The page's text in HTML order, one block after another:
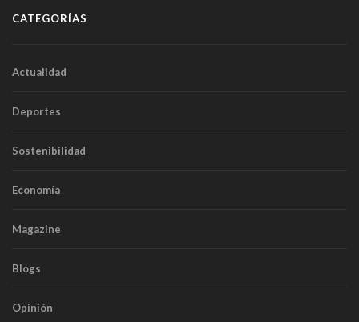
CATEGORÍAS
Actualidad
Deportes
Sostenibilidad
Economía
Magazine
Blogs
Opinión